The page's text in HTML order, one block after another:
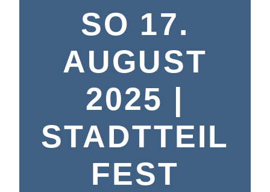
SO 17.
AUGUST
2025 |
STADTTEIL
FEST